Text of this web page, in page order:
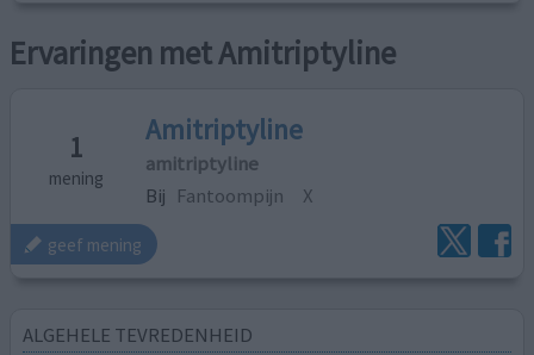
Ervaringen met Amitriptyline
1
mening
Amitriptyline
amitriptyline
Bij Fantoompijn X
geef mening
ALGEHELE TEVREDENHEID